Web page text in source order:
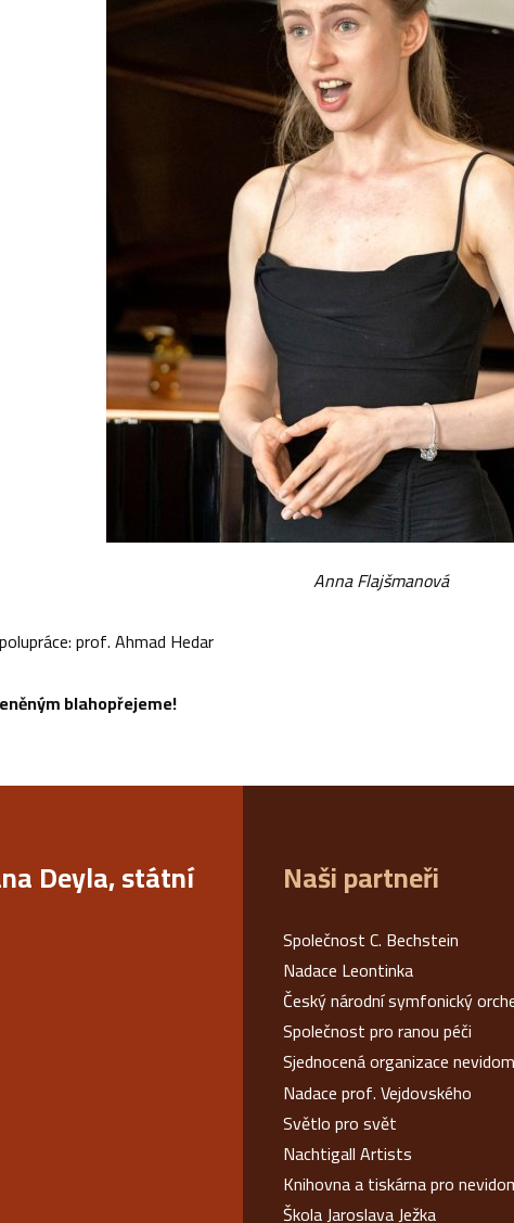
Anna Flajšmanová
prof. Ahmad Hedar
blahopřejeme!
Deyla, státní Naši partneři
Společnost C. Bechstein
Nadace Leontinka
Český národní symfonický
Společnost pro ranou péči
Sjednocená organizace
Nadace prof. Vejdovského
Světlo pro svět
Nachtigall Artists
Knihovna a tiskárna pro
Škola Jaroslava Ježka